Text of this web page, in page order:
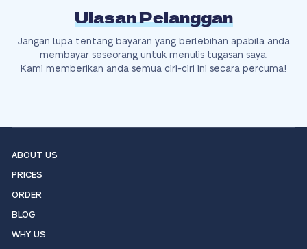
Ulasan Pelanggan
Jangan lupa tentang bayaran yang berlebihan apabila anda
membayar seseorang untuk menulis tugasan saya.
Kami memberikan anda semua ciri-ciri ini secara percuma!
ABOUT US
PRICES
ORDER
BLOG
WHY US